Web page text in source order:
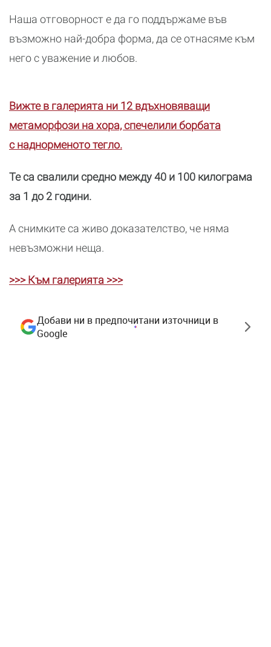
Наша отговорност е да го поддържаме във
възможно най-добра форма, да се отнасяме към
него с уважение и любов.
Вижте в галерията ни 12 вдъхновяващи
метаморфози на хора, спечелили борбата
с наднорменото тегло.
Те са свалили средно между 40 и 100 килограма
за 1 до 2 години.
А снимките са живо доказателство, че няма
невъзможни неща.
>>> Към галерията >>>
Добави ни в предпочитани източници в
Google